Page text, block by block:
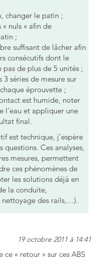
changer le patin ;
« nuls » afin de
;
suffisant de lâcher afin
consécutifs dont le
pas de plus de 5 unités ;
3 séries de mesure sur
éprouvette ;
est humide, noter
l’eau et appliquer une
final.
est technique, j’espère
questions. Ces analyses,
mesures, permettent
ces phénomènes de
les solutions déjà en
la conduite,
des rails,…).
19 octobre 2011 à 14:41
« retour » sur ces ABS